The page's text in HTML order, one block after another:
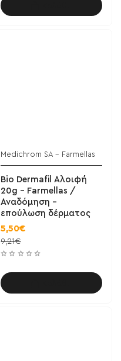
Medichrom SA - Farmellas
Bio Dermafil Αλοιφή
20g - Farmellas /
Αναδόμηση -
επούλωση δέρματος
5,50€
9,21€